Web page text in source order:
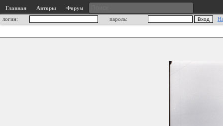
Главная Авторы
Форум
логин:
пароль: